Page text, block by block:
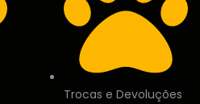
Trocas e Devoluções